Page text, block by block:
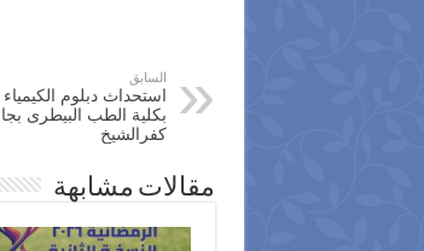
السابق
استحداث دبلوم الكيمياء
بكلية الطب البيطرى
كفرالشيخ
مقالات مشابهة